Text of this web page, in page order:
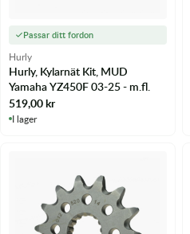
Passar ditt fordon
Hurly
Hurly, Kylarnät Kit, MUD
Yamaha YZ450F 03-25 - m.fl.
519,00kr
I lager